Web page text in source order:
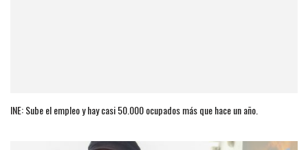
INE: Sube el empleo y hay casi 50.000 ocupados más que hace un año.